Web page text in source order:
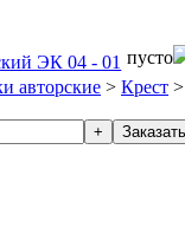
ЭК 04 - 01 пусто
авторские > Крест >